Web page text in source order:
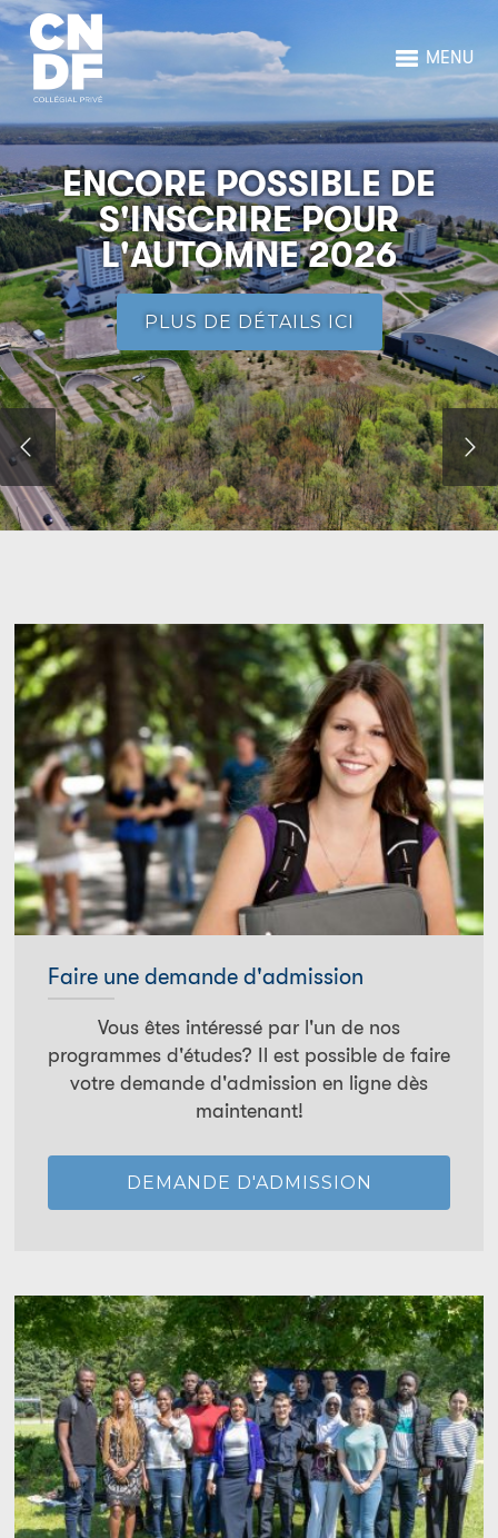
MENU
ENCORE POSSIBLE DE
S'INSCRIRE POUR
L'AUTOMNE 2026
PLUS DE DÉTAILS ICI
Faire une demande d'admission
Vous êtes intéressé par l'un de nos
programmes d'études? Il est possible de faire
votre demande d'admission en ligne dès
maintenant!
DEMANDE D'ADMISSION